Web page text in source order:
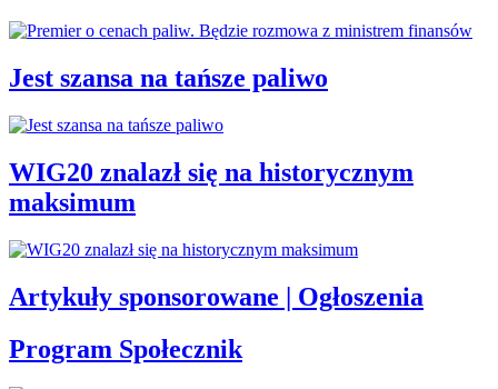
Jest szansa na tańsze paliwo
WIG20 znalazł się na historycznym
maksimum
Artykuły sponsorowane | Ogłoszenia
Program Społecznik